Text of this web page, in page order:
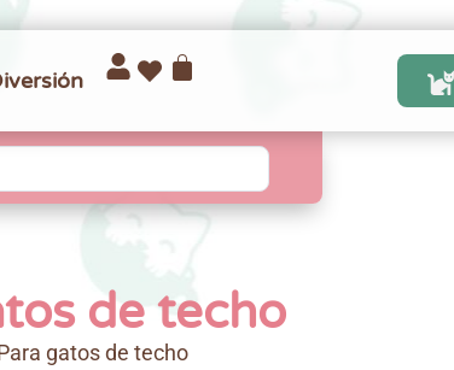
de techo
gatos de techo